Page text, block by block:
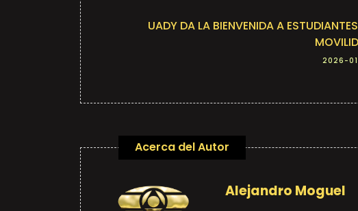
UADY DA LA BIENVENIDA A
2026-
Acerca del Autor
Alejandro Moguel